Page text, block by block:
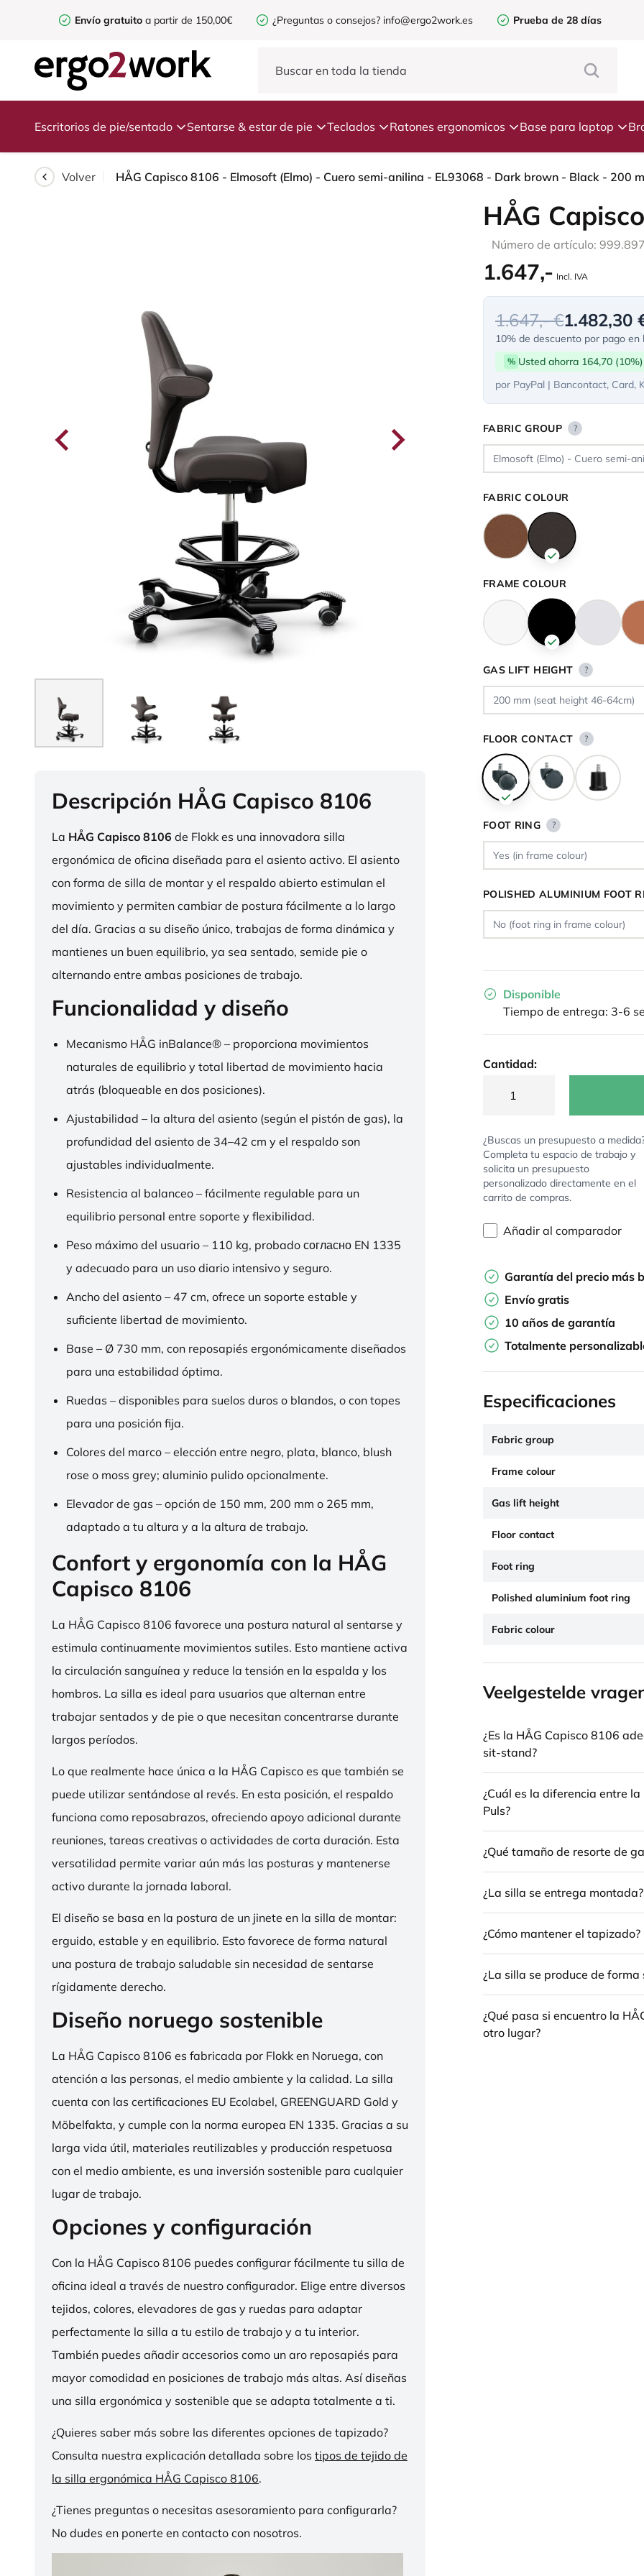
Envío gratuito a partir de 150,00€ ¿Preguntas o consejos? info@ergo2work.es Prueba de 28 días
Escritorios de pie/sentado Sentarse & estar de pie Teclados Ratones ergonomicos Base para laptop
Volver
Descripción HÅG Capisco 8106
La HÅG Capisco 8106 de Flokk es una innovadora silla
ergonómica de oficina diseñada para el asiento activo. El asiento
con forma de silla de montar y el respaldo abierto estimulan el
movimiento y permiten cambiar de postura fácilmente a lo largo
del día. Gracias a su diseño único, trabajas de forma dinámica y
mantienes un buen equilibrio, ya sea sentado, semide pie o
alternando entre ambas posiciones de trabajo.
Funcionalidad y diseño
Mecanismo HÅG inBalance® – proporciona movimientos
naturales de equilibrio y total libertad de movimiento hacia
atrás (bloqueable en dos posiciones).
Ajustabilidad – la altura del asiento (según el pistón de gas), la
profundidad del asiento de 34–42 cm y el respaldo son
ajustables individualmente.
Resistencia al balanceo – fácilmente regulable para un
equilibrio personal entre soporte y flexibilidad.
Peso máximo del usuario – 110 kg, probado согласно EN 1335
y adecuado para un uso diario intensivo y seguro.
Ancho del asiento – 47 cm, ofrece un soporte estable y
suficiente libertad de movimiento.
Base – Ø 730 mm, con reposapiés ergonómicamente diseñados
para una estabilidad óptima.
Ruedas – disponibles para suelos duros o blandos, o con topes
para una posición fija.
Colores del marco – elección entre negro, plata, blanco, blush
rose o moss grey; aluminio pulido opcionalmente.
Elevador de gas – opción de 150 mm, 200 mm o 265 mm,
adaptado a tu altura y a la altura de trabajo.
Confort y ergonomía con la HÅG
Capisco 8106
La HÅG Capisco 8106 favorece una postura natural al sentarse y
estimula continuamente movimientos sutiles. Esto mantiene activa
la circulación sanguínea y reduce la tensión en la espalda y los
hombros. La silla es ideal para usuarios que alternan entre
trabajar sentados y de pie o que necesitan concentrarse durante
largos períodos.
Lo que realmente hace única a la HÅG Capisco es que también se
puede utilizar sentándose al revés. En esta posición, el respaldo
funciona como reposabrazos, ofreciendo apoyo adicional durante
reuniones, tareas creativas o actividades de corta duración. Esta
versatilidad permite variar aún más las posturas y mantenerse
activo durante la jornada laboral.
El diseño se basa en la postura de un jinete en la silla de montar:
erguido, estable y en equilibrio. Esto favorece de forma natural
una postura de trabajo saludable sin necesidad de sentarse
rígidamente derecho.
Diseño noruego sostenible
La HÅG Capisco 8106 es fabricada por Flokk en Noruega, con
atención a las personas, el medio ambiente y la calidad. La silla
cuenta con las certificaciones EU Ecolabel, GREENGUARD Gold y
Möbelfakta, y cumple con la norma europea EN 1335. Gracias a su
larga vida útil, materiales reutilizables y producción respetuosa
con el medio ambiente, es una inversión sostenible para cualquier
lugar de trabajo.
Opciones y configuración
Con la HÅG Capisco 8106 puedes configurar fácilmente tu silla de
oficina ideal a través de nuestro configurador. Elige entre diversos
tejidos, colores, elevadores de gas y ruedas para adaptar
perfectamente la silla a tu estilo de trabajo y a tu interior.
También puedes añadir accesorios como un aro reposapiés para
mayor comodidad en posiciones de trabajo más altas. Así diseñas
una silla ergonómica y sostenible que se adapta totalmente a ti.
¿Quieres saber más sobre las diferentes opciones de tapizado?
Consulta nuestra explicación detallada sobre los tipos de tejido de
la silla ergonómica HÅG Capisco 8106.
¿Tienes preguntas o necesitas asesoramiento para configurarla?
No dudes en ponerte en contacto con nosotros.
HÅG
Número de artículo:
1.647,- Incl. IVA
1.647,- €1.482,30
10% de descuento por pago en
% Usted ahorra 164,70 (10%)
por PayPal | Bancontact, Card,
FABRIC GROUP ?
FABRIC COLOUR
FRAME COLOUR
GAS LIFT HEIGHT ?
FLOOR CONTACT ?
FOOT RING ?
POLISHED ALUMINIUM FOOT
Disponible
Tiempo de entrega: 3-6
Cantidad:
¿Buscas un presupuesto a
Completa tu espacio de trabajo y
solicita un presupuesto
personalizado directamente en el
carrito de compras.
Añadir al comparador
Garantía del precio más
Envío gratis
10 años de garantía
Totalmente
Especificaciones
Fabric group
Frame colour
Gas lift height
Floor contact
Foot ring
Polished aluminium foot ring
Fabric colour
Veelgestelde
¿Es la HÅG Capisco 8106
sit-stand?
¿Cuál es la diferencia entre
Puls?
¿Qué tamaño de resorte de
¿La silla se entrega montada?
¿Cómo mantener el tapizado?
¿La silla se produce de forma
¿Qué pasa si encuentro la
otro lugar?